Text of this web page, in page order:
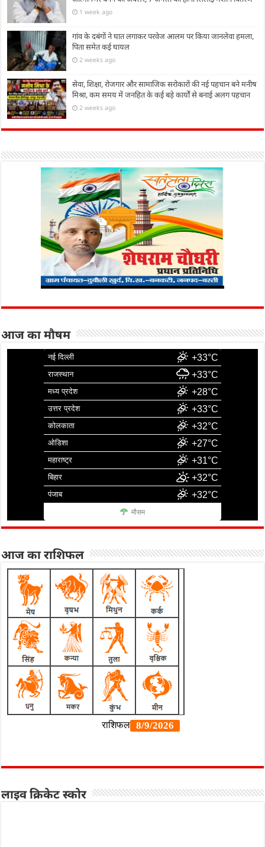
1 week ago
गांव के दबंगों ने घात लगाकर परवेज आलम पर किया जानलेवा हमला,
पिता समेत कई घायल
2 weeks ago
सेवा, शिक्षा, रोजगार और सामाजिक सरोकारों की नई पहचान बने मनीष
मिश्रा, कम समय में जनहित के कई बड़े कार्यों से बनाई अलग पहचान
2 weeks ago
आज का मौषम
नई दिल्ली +33°C
राजस्थान +33°C
मध्य प्रदेश +28°C
उत्तर प्रदेश +33°C
कोलकाता +32°C
ओडिशा +27°C
महाराष्ट्र +31°C
बिहार +32°C
पंजाब +32°C
मौसम
आज का राशिफल
लाइव क्रिकेट स्कोर